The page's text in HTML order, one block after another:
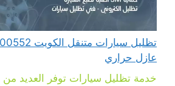
عازل حراري
خدمة تظليل سيارات توفر العديد من